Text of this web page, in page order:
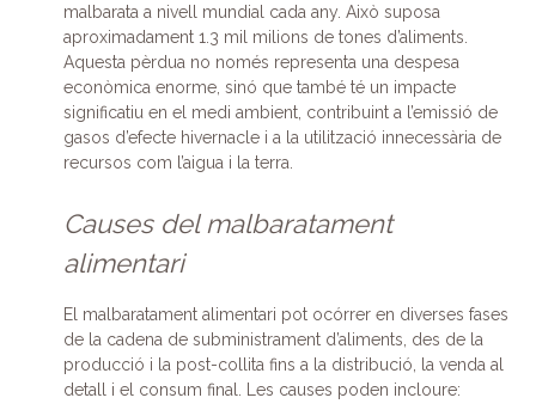
malbarata a nivell mundial cada any. Això suposa
aproximadament 1.3 mil milions de tones d’aliments.
Aquesta pèrdua no només representa una despesa
econòmica enorme, sinó que també té un impacte
significatiu en el medi ambient, contribuint a l’emissió de
gasos d’efecte hivernacle i a la utilització innecessària de
recursos com l’aigua i la terra.
Causes del malbaratament
alimentari
El malbaratament alimentari pot ocórrer en diverses fases
de la cadena de subministrament d’aliments, des de la
producció i la post-collita fins a la distribució, la venda al
detall i el consum final. Les causes poden incloure: